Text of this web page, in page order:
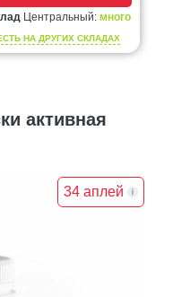
Центральный: много
НА ДРУГИХ СКЛАДАХ
активная
34 аплей